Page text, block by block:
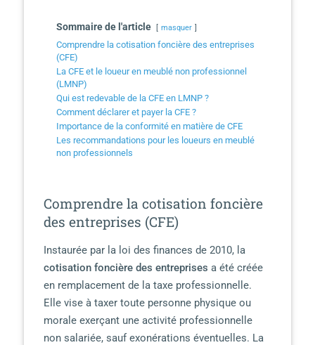
Sommaire de l'article masquer
Comprendre la cotisation foncière des entreprises
(CFE)
La CFE et le loueur en meublé non professionnel
(LMNP)
Qui est redevable de la CFE en LMNP ?
Comment déclarer et payer la CFE ?
Importance de la conformité en matière de CFE
Les recommandations pour les loueurs en meublé
non professionnels
Comprendre la cotisation foncière
des entreprises (CFE)
Instaurée par la loi des finances de 2010, la
cotisation foncière des entreprises a été créée
en remplacement de la taxe professionnelle.
Elle vise à taxer toute personne physique ou
morale exerçant une activité professionnelle
non salariée, sauf exonérations éventuelles. La